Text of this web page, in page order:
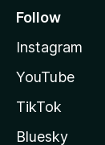
Follow
Instagram
YouTube
TikTok
Bluesky